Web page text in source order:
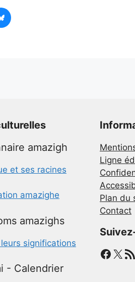
amazigh
et ses racines
amazighe
amazighs
significations
- Calendrier
Ligne
Plan du
Contact
X Flux